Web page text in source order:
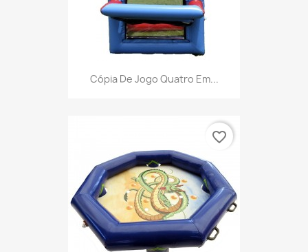
Cópia De Jogo Quatro Em...
favorite_border